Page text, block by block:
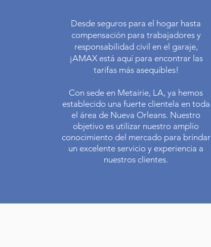
Desde seguros para el hogar hasta
compensación para trabajadores y
responsabilidad civil en el garaje,
¡AMAX está aquí para encontrar las
tarifas más asequibles!
Con sede en Metairie, LA, ya hemos
establecido una fuerte clientela en toda
el área de Nueva Orleans. Nuestro
objetivo es utilizar nuestro amplio
conocimiento del mercado para brindar
un excelente servicio y experiencia a
nuestros clientes.